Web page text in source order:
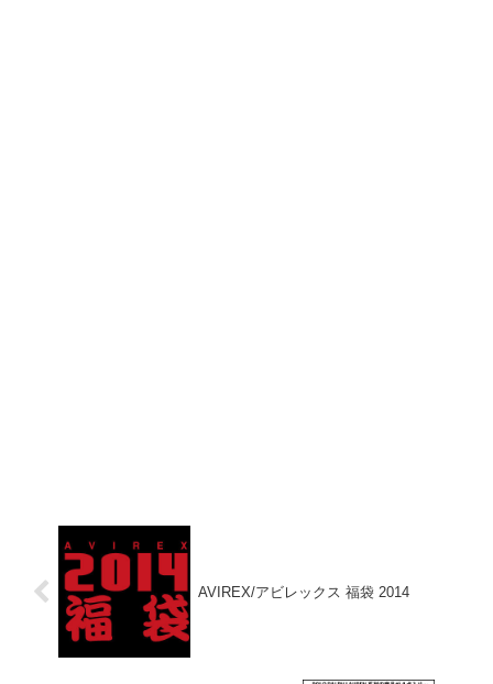
AVIREX/アビレックス 福袋 2014